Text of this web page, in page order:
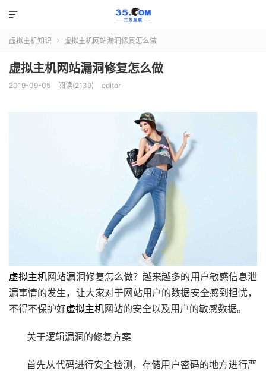

虚拟主机知识  虚拟主机网站漏洞修复怎么做
虚拟主机网站漏洞修复怎么做
2019-09-05 阅读(2139) editor
虚拟主机网站漏洞修复怎么做？越来越多的用户敏感信息泄
漏事情的发生，让大家对于网站用户的数据安全感到担忧，
不得不保护好虚拟主机网站的安全以及用户的敏感数据。
关于逻辑漏洞的修复方案
首先从代码进行安全检测，存储用户密码的地方进行严